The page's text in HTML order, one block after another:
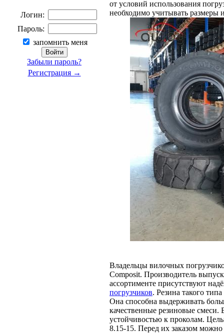
Логин:
Пароль:
запомнить меня
Забыли пароль?
Регистрация →
от условий использования
необходимо учитывать размеры
Владельцы вилочных
Composit. Производитель
ассортименте присутствуют
погрузчиков. Резина такого
Она способна выдерживать
качественные резиновые смеси.
устойчивостью к проколам.
8.15-15. Перед их заказом